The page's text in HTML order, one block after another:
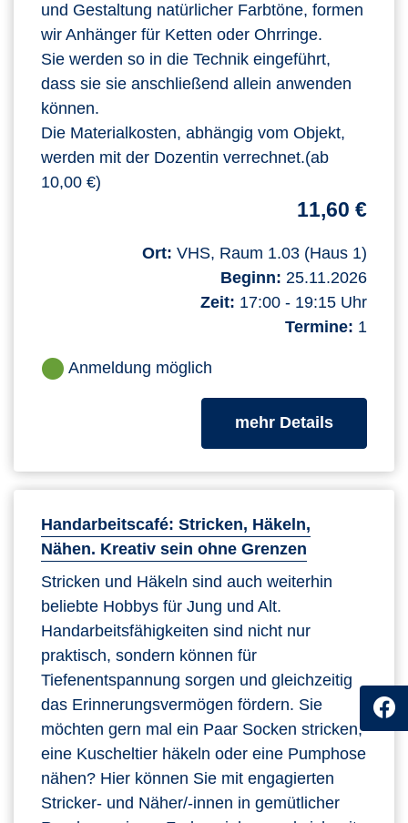
und Gestaltung natürlicher Farbtöne, formen
wir Anhänger für Ketten oder Ohrringe.
Sie werden so in die Technik eingeführt,
dass sie sie anschließend allein anwenden
können.
Die Materialkosten, abhängig vom Objekt,
werden mit der Dozentin verrechnet.(ab
10,00 €)
11,60 €
Ort: VHS, Raum 1.03 (Haus 1)
Beginn: 25.11.2026
Zeit: 17:00 - 19:15 Uhr
Termine: 1
Anmeldung möglich
mehr Detailszum
Handarbeitscafé: Stricken, Häkeln,
Nähen. Kreativ sein ohne Grenzen
Stricken und Häkeln sind auch weiterhin
beliebte Hobbys für Jung und Alt.
Handarbeitsfähigkeiten sind nicht nur
praktisch, sondern können für
Tiefenentspannung sorgen und gleichzeitig
das Erinnerungsvermögen fördern. Sie
möchten gern mal ein Paar Socken stricken,
eine Kuscheltier häkeln oder eine Pumphose
nähen? Hier können Sie mit engagierten
Stricker- und Näher/-innen in gemütlicher